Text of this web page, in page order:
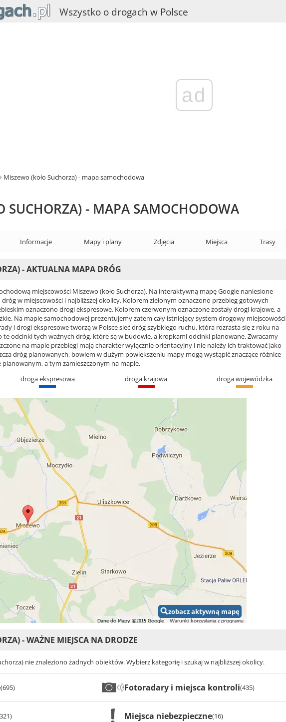
Wszystko o drogach w Polsce
ad
Miszewo (koło Suchorza) - mapa samochodowa
SUCHORZA) - MAPA SAMOCHODOWA
Informacje Mapy i plany Zdjęcia Miejsca Trasy
- AKTUALNA MAPA DRÓG
miejscowości Miszewo (koło Suchorza). Na interaktywną mapę Google naniesione
dróg w miejscowości i najbliższej okolicy. Kolorem zielonym oznaczono przebieg gotowych
oznaczono drogi ekspresowe. Kolorem czerwonym oznaczone zostały drogi krajowe, a
Na mapie samochodowej prezentujemy zatem cały istniejący system drogowy miejscowości
i drogi ekspresowe tworzą w Polsce sieć dróg szybkiego ruchu, która rozrasta się z roku na
te odcinki tych ważnych dróg, które są w budowie, a kropkami odcinki planowane. Zwracamy
na mapie przebiegi mają charakter wyłącznie orientacyjny i nie należy ich traktować jako
dróg planowanych, bowiem w dużym powiększeniu mapy mogą wystąpić znaczące różnice
a tym zamieszczonym na mapie.
droga ekspresowa droga krajowa droga wojewódzka
zobacz aktywną mapę
- WAŻNE MIEJSCA NA DRODZE
nie znaleziono żadnych obiektów. Wybierz kategorię i szukaj w najbliższej okolicy.
(695) Fotoradary i miejsca kontroli(435)
Miejsca niebezpieczne(16)